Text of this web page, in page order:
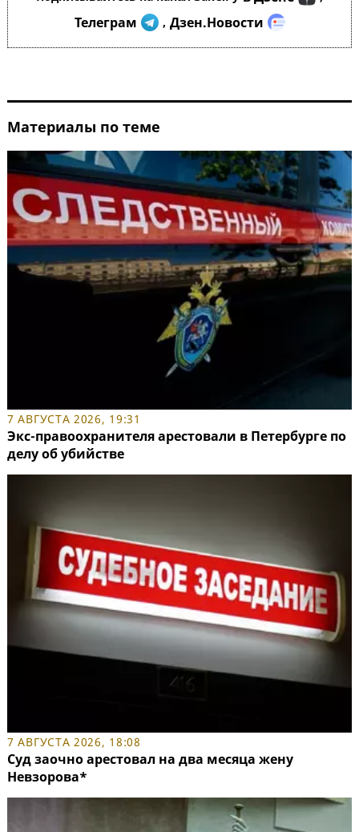
Телеграм , Дзен.Новости
Материалы по теме
7 АВГУСТА 2026, 19:31
Экс-правоохранителя арестовали в Петербурге по
делу об убийстве
7 АВГУСТА 2026, 18:08
Суд заочно арестовал на два месяца жену
Невзорова*